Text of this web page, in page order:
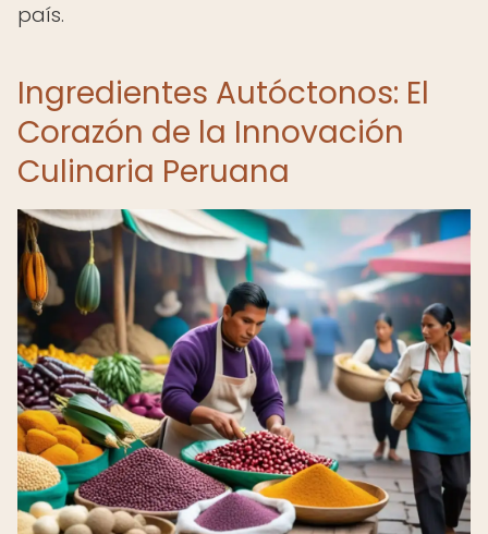
país.
Ingredientes Autóctonos: El
Corazón de la Innovación
Culinaria Peruana